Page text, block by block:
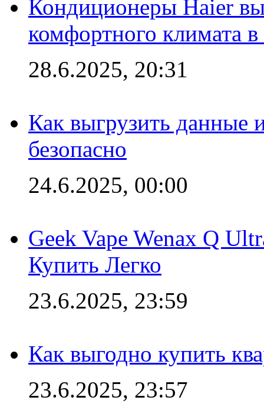
Кондиционеры Haier
комфортного климата
28.6.2025, 20:31
Как выгрузить данные
безопасно
24.6.2025, 00:00
Geek Vape Wenax Q
Купить Легко
23.6.2025, 23:59
Как выгодно купить
23.6.2025, 23:57